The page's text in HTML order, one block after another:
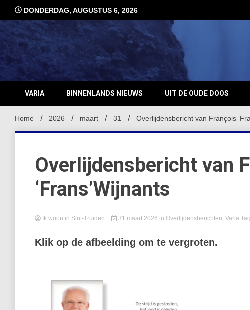
inhoud
DONDERDAG, AUGUSTUS 6, 2026
VARIA BINNENLANDS NIEUWS UIT DE OUDE DOOS
Home 2026 maart 31 Overlijdensbericht van François
Overlijdensbericht van
‘Frans’Wijnants
Ik woon in Sint-Truiden 31 maart 2026 in Overlijdensberichten, Varia
Klik op de afbeelding om te vergroten.